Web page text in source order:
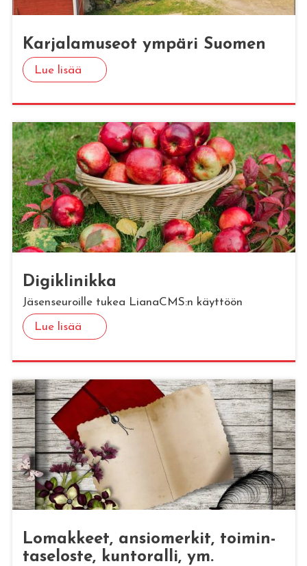
Kar­ja­la­museot ym­pä­ri Suo­men
Lue lisää
Di­gikli­nik­ka
Jäsenseuroille tukea LianaCMS:n käyttöön
Lue lisää
Lo­mak­keet, an­sio­mer­kit, toi­min­
ta­se­los­te, kun­to­ral­li, ym.